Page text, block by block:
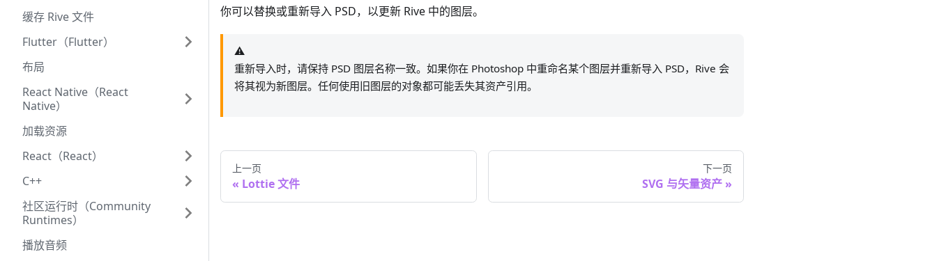
缓存 Rive 文件
Flutter（Flutter）
布局
React Native（React
Native）
加载资源
React（React）
C++
社区运行时（Community
Runtimes）
播放音频
你可以替换或重新导入 PSD，以更新 Rive 中的图层。
⚠️
重新导入时，请保持 PSD 图层名称一致。如果你在 Photoshop 中重命名某个图层并重新导入 PSD，Rive 会
将其视为新图层。任何使用旧图层的对象都可能丢失其资产引用。
上一页
Lottie 文件
下一页
SVG 与矢量资产